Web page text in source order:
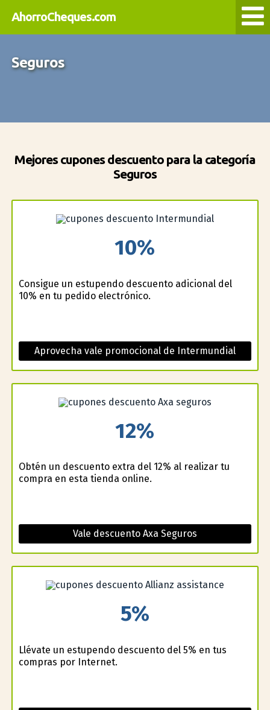
AhorroCheques.com
Seguros
Mejores cupones descuento para la categoría
Seguros
10%
Consigue un estupendo descuento adicional del
10% en tu pedido electrónico.
Aprovecha vale promocional de Intermundial
12%
Obtén un descuento extra del 12% al realizar tu
compra en esta tienda online.
Vale descuento Axa Seguros
5%
Llévate un estupendo descuento del 5% en tus
compras por Internet.